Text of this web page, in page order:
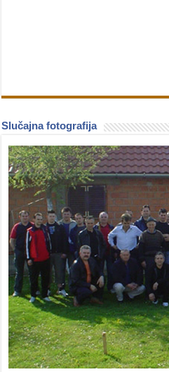
Slučajna fotografija